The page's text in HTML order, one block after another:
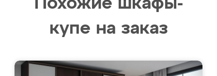
Похожие шкафы-
купе на заказ